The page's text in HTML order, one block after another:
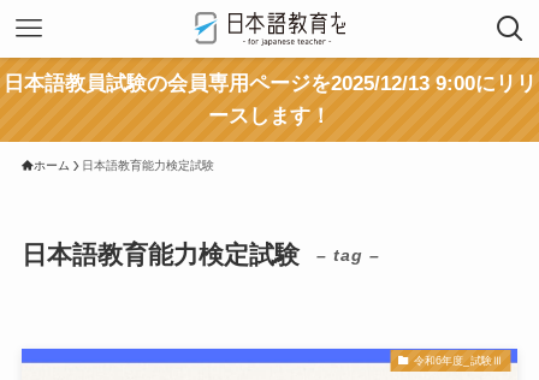
日本語教員試験の会員専用ページを2025/12/13 9:00にリリ
ースします！
ホーム 日本語教育能力検定試験
日本語教育能力検定試験 – tag –
令和6年度_試験Ⅲ